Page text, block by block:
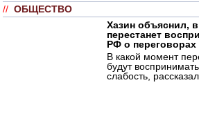
// ОБЩЕСТВО
Хазин объяснил,
перестанет
РФ о переговорах
В какой момент
будут
слабость,